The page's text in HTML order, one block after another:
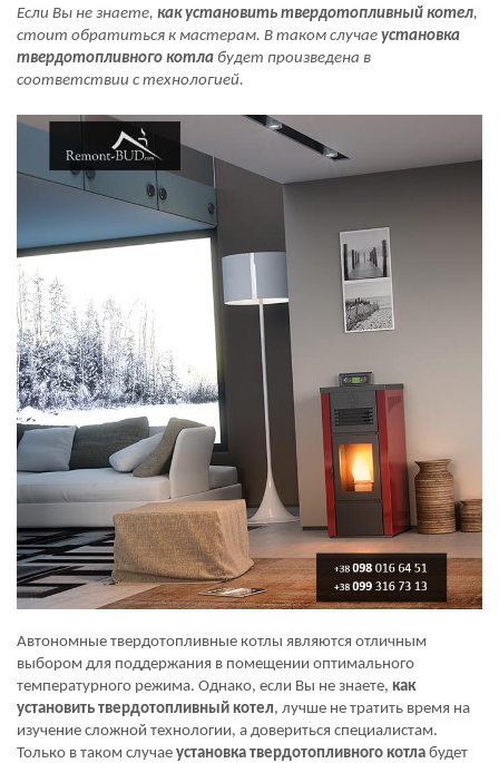
Если Вы не знаете, как установить твердотопливный котел,
стоит обратиться к мастерам. В таком случае установка
твердотопливного котла будет произведена в
соответствии с технологией.
Автономные твердотопливные котлы являются отличным
выбором для поддержания в помещении оптимального
температурного режима. Однако, если Вы не знаете, как
установить твердотопливный котел, лучше не тратить время на
изучение сложной технологии, а довериться специалистам.
Только в таком случае установка твердотопливного котла будет